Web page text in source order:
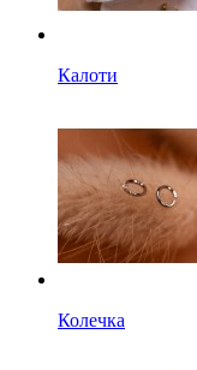
Калоти
Колечка